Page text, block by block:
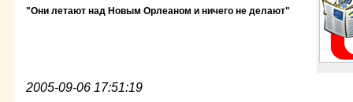
"Они летают над Новым Орлеаном и ничего не делают"
2005-09-06 17:51:19